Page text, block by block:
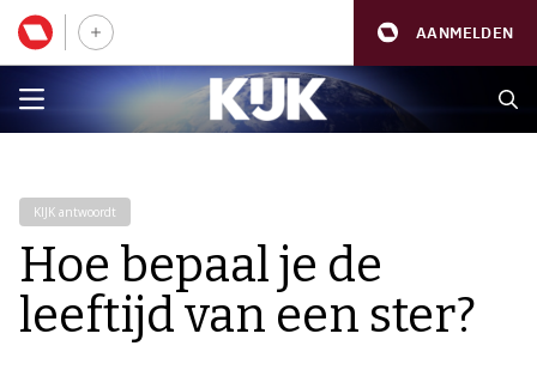
AANMELDEN
KIJK antwoordt
Hoe bepaal je de
leeftijd van een ster?